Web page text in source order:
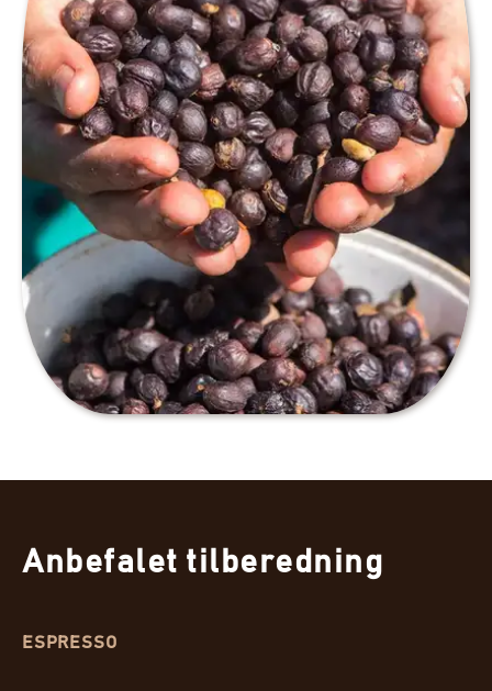
Anbefalet tilberedning
ESPRESSO